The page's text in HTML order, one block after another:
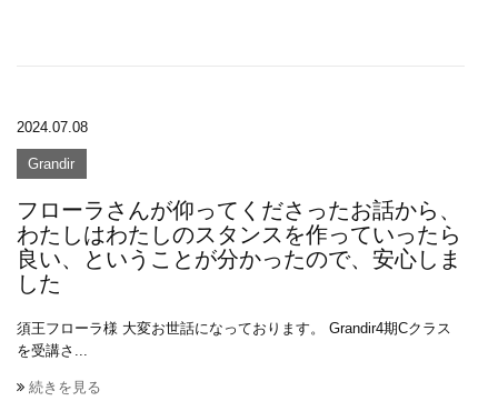
2024.07.08
Grandir
フローラさんが仰ってくださったお話から、
わたしはわたしのスタンスを作っていったら
良い、ということが分かったので、安心しま
した
須王フローラ様 大変お世話になっております。 Grandir4期Cクラス
を受講さ...
続きを見る